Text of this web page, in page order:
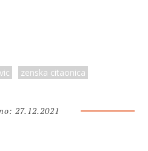
zenska citaonica
27.12.2021